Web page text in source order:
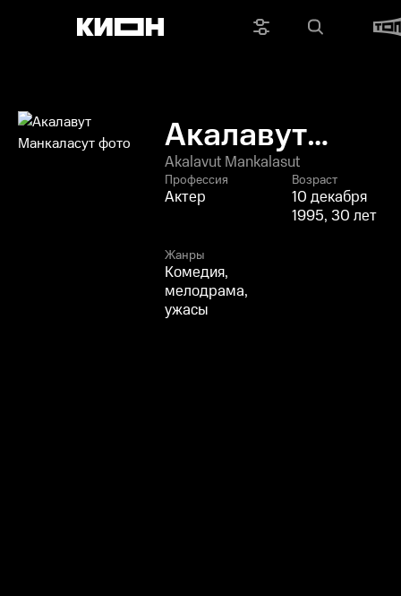
Акалавут
Манкаласут
Akalavut Mankalasut
Профессия
Актер
Возраст
10 декабря
1995, 30 лет
Жанры
Комедия,
мелодрама,
ужасы